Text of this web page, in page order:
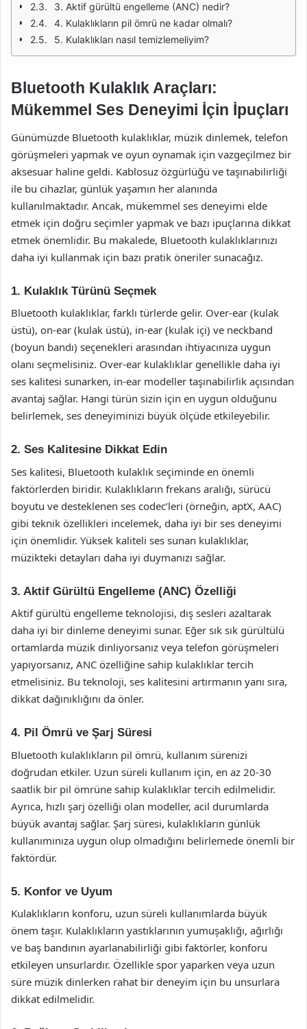
3. Aktif gürültü engelleme (ANC) nedir?
4. Kulaklıkların pil ömrü ne kadar olmalı?
5. Kulaklıkları nasıl temizlemeliyim?
Bluetooth Kulaklık Araçları:
Mükemmel Ses Deneyimi İçin İpuçları
Günümüzde Bluetooth kulaklıklar, müzik dinlemek, telefon
görüşmeleri yapmak ve oyun oynamak için vazgeçilmez bir
aksesuar haline geldi. Kablosuz özgürlüğü ve taşınabilirliği
ile bu cihazlar, günlük yaşamın her alanında
kullanılmaktadır. Ancak, mükemmel ses deneyimi elde
etmek için doğru seçimler yapmak ve bazı ipuçlarına dikkat
etmek önemlidir. Bu makalede, Bluetooth kulaklıklarınızı
daha iyi kullanmak için bazı pratik öneriler sunacağız.
1. Kulaklık Türünü Seçmek
Bluetooth kulaklıklar, farklı türlerde gelir. Over-ear (kulak
üstü), on-ear (kulak üstü), in-ear (kulak içi) ve neckband
(boyun bandı) seçenekleri arasından ihtiyacınıza uygun
olanı seçmelisiniz. Over-ear kulaklıklar genellikle daha iyi
ses kalitesi sunarken, in-ear modeller taşınabilirlik açısından
avantaj sağlar. Hangi türün sizin için en uygun olduğunu
belirlemek, ses deneyiminizi büyük ölçüde etkileyebilir.
2. Ses Kalitesine Dikkat Edin
Ses kalitesi, Bluetooth kulaklık seçiminde en önemli
faktörlerden biridir. Kulaklıkların frekans aralığı, sürücü
boyutu ve desteklenen ses codec’leri (örneğin, aptX, AAC)
gibi teknik özellikleri incelemek, daha iyi bir ses deneyimi
için önemlidir. Yüksek kaliteli ses sunan kulaklıklar,
müzikteki detayları daha iyi duymanızı sağlar.
3. Aktif Gürültü Engelleme (ANC) Özelliği
Aktif gürültü engelleme teknolojisi, dış sesleri azaltarak
daha iyi bir dinleme deneyimi sunar. Eğer sık sık gürültülü
ortamlarda müzik dinliyorsanız veya telefon görüşmeleri
yapıyorsanız, ANC özelliğine sahip kulaklıklar tercih
etmelisiniz. Bu teknoloji, ses kalitesini artırmanın yanı sıra,
dikkat dağınıklığını da önler.
4. Pil Ömrü ve Şarj Süresi
Bluetooth kulaklıkların pil ömrü, kullanım sürenizi
doğrudan etkiler. Uzun süreli kullanım için, en az 20-30
saatlik bir pil ömrüne sahip kulaklıklar tercih edilmelidir.
Ayrıca, hızlı şarj özelliği olan modeller, acil durumlarda
büyük avantaj sağlar. Şarj süresi, kulaklıkların günlük
kullanımınıza uygun olup olmadığını belirlemede önemli bir
faktördür.
5. Konfor ve Uyum
Kulaklıkların konforu, uzun süreli kullanımlarda büyük
önem taşır. Kulaklıkların yastıklarının yumuşaklığı, ağırlığı
ve baş bandının ayarlanabilirliği gibi faktörler, konforu
etkileyen unsurlardır. Özellikle spor yaparken veya uzun
süre müzik dinlerken rahat bir deneyim için bu unsurlara
dikkat edilmelidir.